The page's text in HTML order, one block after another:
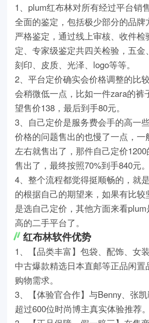
1、plum红布林对所有经过平台销
全面的鉴定，包括极少部分的品牌
严格鉴定，通过线上审核、收件检
定、专家级鉴定共四关检验，五金
刻印、皮质、光泽、logo等等。
2、平台定价确实会价格调整的比
会稍微低一点，比如一件zara的裤
望售价138，最后到手80元。
3、自己定价是服务费会手的高一
价格的问题售出的也慢了一点，一
左右就售出了，那件自己定价
售出了，最终按照70%到手840元。
4、整个流程都觉得挺顺畅的，就
的根据自己的期望来，如果有比较
是选自己定价，其他方面来看
高的二手平台了。
红布林软件优势
1、【品类丰富】包袋、配饰、女
中古爆款精选日本直邮等正品闲置
购物需求。
3、【体验官合作】与Benny、张
超过600位时尚博主真实体验推荐。